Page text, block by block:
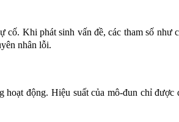
Khi phát sinh vấn đề, các tham số như
nhân lỗi.
động. Hiệu suất của mô-đun chỉ được